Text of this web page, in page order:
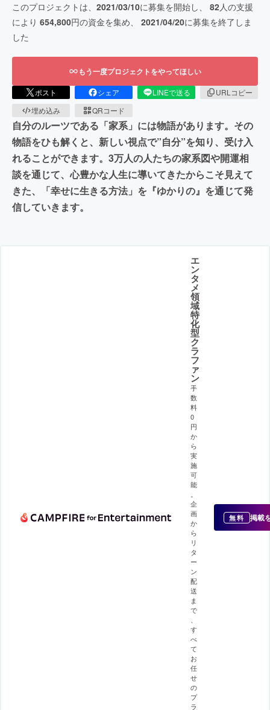
このプロジェクトは、 2021/03/10に募集を開始し、 82人の支援
により 654,800円の資金を集め、 2021/04/20に募集を終了しま
した
もう一度プロジェクトをやってほしい
ポスト シェア LINEで送る
URLコピー
埋め込み
QRコード
自分のルーツである「家系」には物語があります。その
物語をひも解くと、新しい視点で”自分”を知り、受け入
れることができます。3万人の人たちの家系図や開運相
談を通じて、心豊かな人生に導いてきたからこそ見えて
きた、「幸せに生きる方法」を『ゆかりの』を通じて発
信していきます。
エ
ン
タ
メ
領
域
特
化
型
ク
ラ
フ
ァ
ン
手
数
料
0
円
か
ら
実
施
可
能
企
画
か
ら
リ
タ
ー
ン
配
送
ま
で
す
べ
て
お
任
せ
の
プ
ラ
無料 掲載